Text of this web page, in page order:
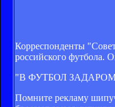
Корреспонденты
российского футбола.
"В ФУТБОЛ
Помните рекламу